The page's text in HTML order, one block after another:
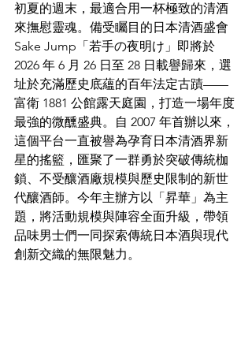
初夏的週末，最適合用一杯極致的清酒
來撫慰靈魂。備受矚目的日本清酒盛會
Sake Jump「若手の夜明け」即將於
2026 年 6 月 26 日至 28 日載譽歸來，選
址於充滿歷史底蘊的百年法定古蹟——
富衛 1881 公館露天庭園，打造一場年度
最強的微醺盛典。自 2007 年首辦以來，
這個平台一直被譽為孕育日本清酒界新
星的搖籃，匯聚了一群勇於突破傳統枷
鎖、不受釀酒廠規模與歷史限制的新世
代釀酒師。今年主辦方以「昇華」為主
題，將活動規模與陣容全面升級，帶領
品味男士們一同探索傳統日本酒與現代
創新交織的無限魅力。